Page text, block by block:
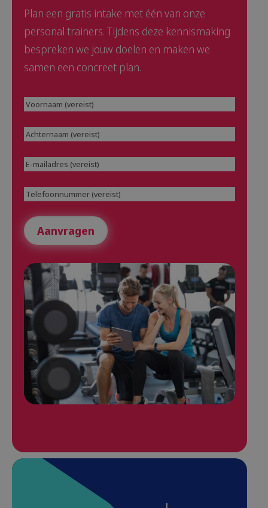
Plan een gratis intake met één van onze
personal trainers. Tijdens deze kennismaking
bespreken we jouw doelen en maken we
samen een concreet plan.
Voornaam(Vereist)
Achternaam(Vereist)
E-
Telefoonnummer(Vereist)
Aanvragen